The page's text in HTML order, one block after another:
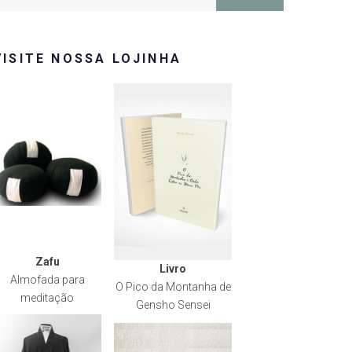
NOSSA LOJINHA
Zafu
Almofada para
meditação
Livro
O Pico da Montanha de
Gensho Sensei